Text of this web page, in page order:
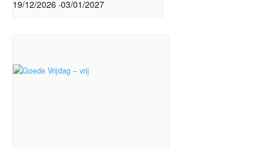
19/12/2026 -03/01/2027